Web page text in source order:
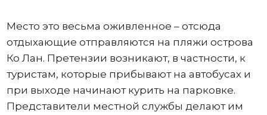
Место это весьма оживленное – отсюда
отдыхающие отправляются на пляжи острова
Ко Лан. Претензии возникают, в частности, к
туристам, которые прибывают на автобусах и
при выходе начинают курить на парковке.
Представители местной службы делают им